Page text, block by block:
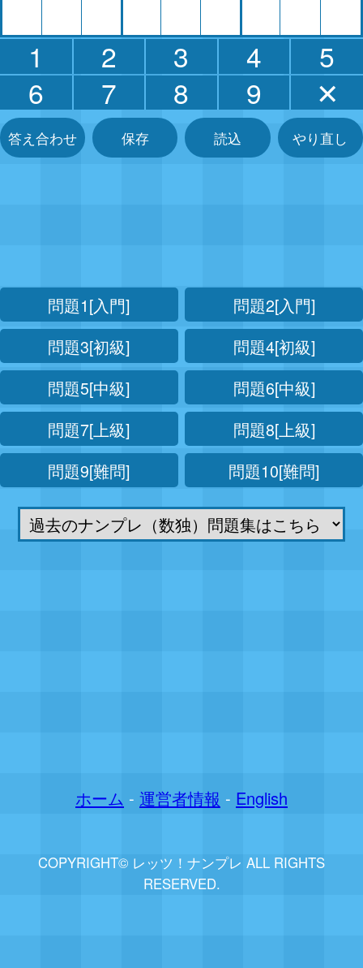
1 2 3 4
5
6
7 8 9 ✕
答え合わせ 保存 読込 やり直し
問題1[入門]
問題2[入門]
問題3[初級]
問題4[初級]
問題5[中級]
問題6[中級]
問題7[上級]
問題8[上級]
問題9[難問]
問題10[難問]
ホーム - 運営者情報 - English
COPYRIGHT© レッツ！ナンプレ ALL RIGHTS
RESERVED.